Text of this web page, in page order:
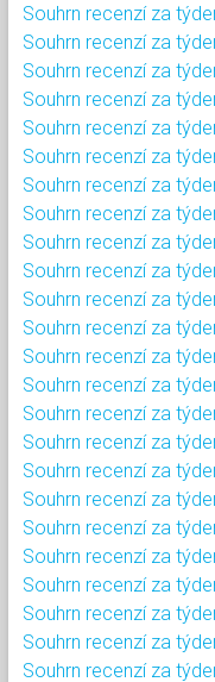
Souhrn recenzí za
Souhrn recenzí za
Souhrn recenzí za
Souhrn recenzí za
Souhrn recenzí za
Souhrn recenzí za
Souhrn recenzí za
Souhrn recenzí za
Souhrn recenzí za
Souhrn recenzí za
Souhrn recenzí za
Souhrn recenzí za
Souhrn recenzí za
Souhrn recenzí za
Souhrn recenzí za
Souhrn recenzí za
Souhrn recenzí za
Souhrn recenzí za
Souhrn recenzí za
Souhrn recenzí za
Souhrn recenzí za
Souhrn recenzí za
Souhrn recenzí za
Souhrn recenzí za